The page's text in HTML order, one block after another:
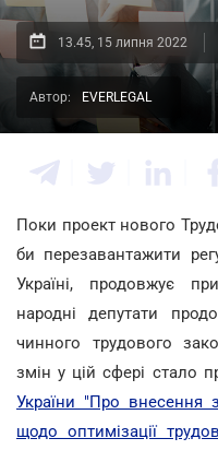
13.45, 15 липня 2022
Автор: EVERLEGAL
Поки проект нового
би перезавантажити
Україні, продовжує
народні депутати
чинного трудового
змін у цій сфері стало
України "Про внесення
щодо оптимізації